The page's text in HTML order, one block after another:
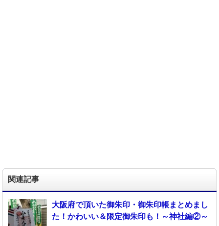
関連記事
大阪府で頂いた御朱印・御朱印帳まとめまし
た！かわいい＆限定御朱印も！～神社編②～